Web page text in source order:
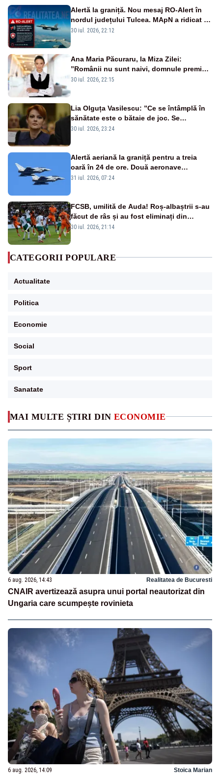
MAI MULTE ȘTIRI DIN ECONOMIE
6 aug. 2026, 14:43 Realitatea de Bucuresti
CNAIR avertizează asupra unui portal neautorizat din
Ungaria care scumpește rovinieta
6 aug. 2026, 14:09 Stoica Marian
Alertă la graniță. Nou mesaj RO-Alert în
nordul județului Tulcea. MApN a ridicat de
la sol două avioane F-16
30 iul. 2026, 22:12
Ana Maria Păcuraru, la Miza Zilei:
”Românii nu sunt naivi, domnule premier
Bolojan”
30 iul. 2026, 22:15
Lia Olguța Vasilescu: ”Ce se întâmplă în
sănătate este o bătaie de joc. Se
guvernează extraordinar de prost”
30 iul. 2026, 23:24
Alertă aeriană la graniță pentru a treia
oară în 24 de ore. Două aeronave
Eurofighter britanice au fost ridicate de la
31 iul. 2026, 07:24
FCSB, umilită de Auda! Roș-albaștrii s-au
făcut de râs și au fost eliminați din
Conference League
30 iul. 2026, 21:14
CATEGORII POPULARE
Actualitate
Politica
Economie
Social
Sport
Sanatate